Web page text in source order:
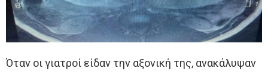
Όταν οι γιατροί είδαν την αξονική της, ανακάλυψαν